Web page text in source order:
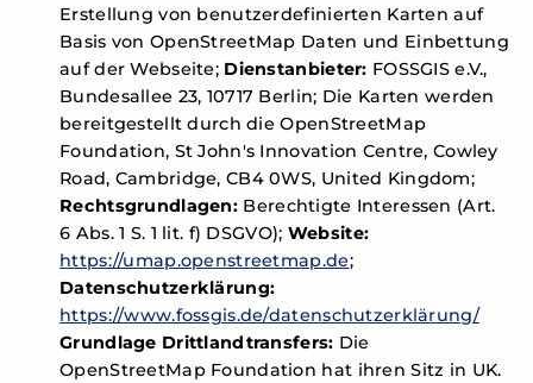
Erstellung von benutzerdefinierten Karten auf
Basis von OpenStreetMap Daten und Einbettung
auf der Webseite; Dienstanbieter: FOSSGIS e.V.,
Bundesallee 23, 10717 Berlin; Die Karten werden
bereitgestellt durch die OpenStreetMap
Foundation, St John's Innovation Centre, Cowley
Road, Cambridge, CB4 0WS, United Kingdom;
Rechtsgrundlagen: Berechtigte Interessen (Art.
6 Abs. 1 S. 1 lit. f) DSGVO); Website:
https://umap.openstreetmap.de;
Datenschutzerklärung:
https://www.fossgis.de/datenschutzerklärung/
Grundlage Drittlandtransfers: Die
OpenStreetMap Foundation hat ihren Sitz in UK.